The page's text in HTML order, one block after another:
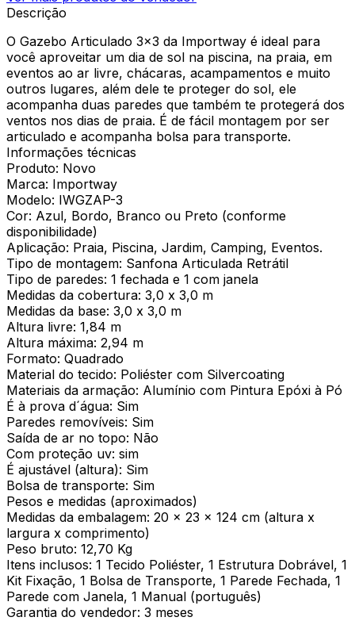
Descrição
O Gazebo Articulado 3x3 da Importway é ideal para
você aproveitar um dia de sol na piscina, na praia, em
eventos ao ar livre, chácaras, acampamentos e muito
outros lugares, além dele te proteger do sol, ele
acompanha duas paredes que também te protegerá dos
ventos nos dias de praia. É de fácil montagem por ser
articulado e acompanha bolsa para transporte.
Informações técnicas
Produto: Novo
Marca: Importway
Modelo: IWGZAP-3
Cor: Azul, Bordo, Branco ou Preto (conforme
disponibilidade)
Aplicação: Praia, Piscina, Jardim, Camping, Eventos.
Tipo de montagem: Sanfona Articulada Retrátil
Tipo de paredes: 1 fechada e 1 com janela
Medidas da cobertura: 3,0 x 3,0 m
Medidas da base: 3,0 x 3,0 m
Altura livre: 1,84 m
Altura máxima: 2,94 m
Formato: Quadrado
Material do tecido: Poliéster com Silvercoating
Materiais da armação: Alumínio com Pintura Epóxi à Pó
É à prova d´água: Sim
Paredes removíveis: Sim
Saída de ar no topo: Não
Com proteção uv: sim
É ajustável (altura): Sim
Bolsa de transporte: Sim
Pesos e medidas (aproximados)
Medidas da embalagem: 20 x 23 x 124 cm (altura x
largura x comprimento)
Peso bruto: 12,70 Kg
Itens inclusos: 1 Tecido Poliéster, 1 Estrutura Dobrável, 1
Kit Fixação, 1 Bolsa de Transporte, 1 Parede Fechada, 1
Parede com Janela, 1 Manual (português)
Garantia do vendedor: 3 meses